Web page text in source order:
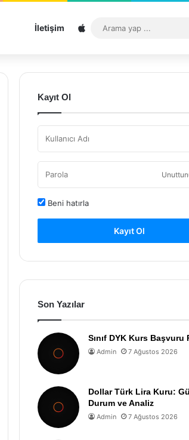
İletişim Sitemap
Kayıt Ol
Beni hatırla
Kayıt Ol
Son Yazılar
Sınıf DYK Kurs Başvuru
Admin 7 Ağustos 2026
Dollar Türk Lira Kuru:
Durum ve Analiz
Admin 7 Ağustos 2026